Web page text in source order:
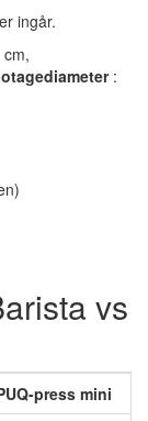
ingår.
:
vs
press mini